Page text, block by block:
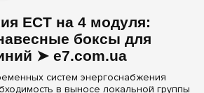
ECT на 4 модуля:
боксы для
➤ e7.com.ua
систем энергоснабжения
в выносе локальной группы